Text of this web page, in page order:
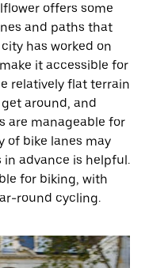
offers some
and paths that
has worked on
it accessible for
relatively flat terrain
around, and
are manageable for
of bike lanes may
in advance is helpful.
for biking, with
round cycling.